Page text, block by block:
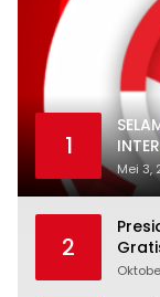
1
Mei 3,
2